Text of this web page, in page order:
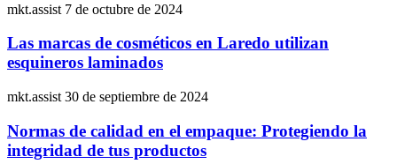
mkt.assist 7 de octubre de 2024
Las marcas de cosméticos en Laredo utilizan
esquineros laminados
mkt.assist 30 de septiembre de 2024
Normas de calidad en el empaque: Protegiendo la
integridad de tus productos